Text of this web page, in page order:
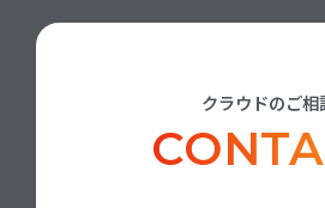
クラウドのご相